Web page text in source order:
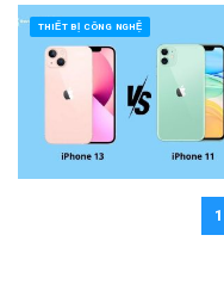
THIẾT BỊ CÔNG NGHỆ
1